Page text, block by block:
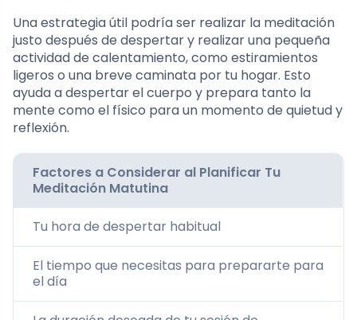
Una estrategia útil podría ser realizar la meditación
justo después de despertar y realizar una pequeña
actividad de calentamiento, como estiramientos
ligeros o una breve caminata por tu hogar. Esto
ayuda a despertar el cuerpo y prepara tanto la
mente como el físico para un momento de quietud y
reflexión.
Factores a Considerar al Planificar Tu
Meditación Matutina
Tu hora de despertar habitual
El tiempo que necesitas para prepararte para
el día